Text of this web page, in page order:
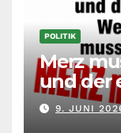
POLITIK
Merz
und der
andere
selbst
9. JUNI